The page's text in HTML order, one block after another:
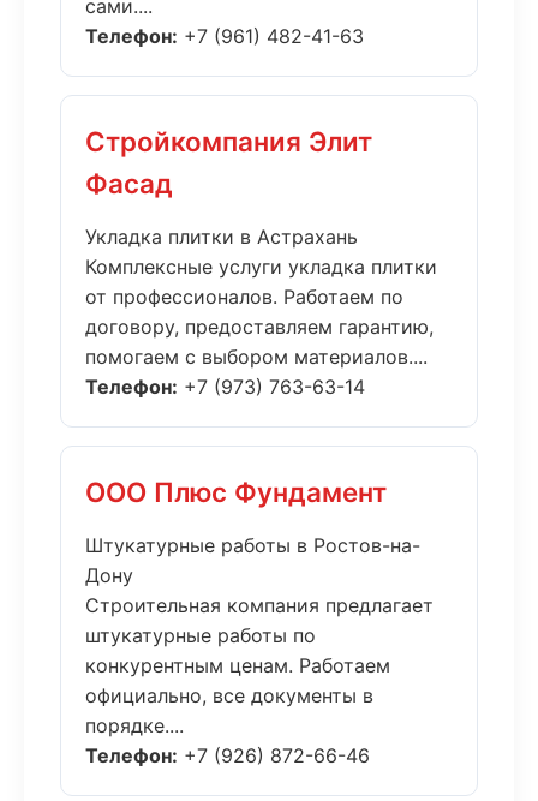
сами....
Телефон: +7 (961) 482-41-63
Стройкомпания Элит
Фасад
Укладка плитки в Астрахань
Комплексные услуги укладка плитки
от профессионалов. Работаем по
договору, предоставляем гарантию,
помогаем с выбором материалов....
Телефон: +7 (973) 763-63-14
ООО Плюс Фундамент
Штукатурные работы в Ростов-на-
Дону
Строительная компания предлагает
штукатурные работы по
конкурентным ценам. Работаем
официально, все документы в
порядке....
Телефон: +7 (926) 872-66-46